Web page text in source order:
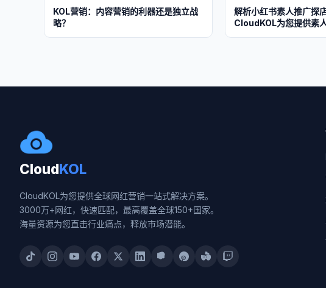
KOL营销：内容营销的利器还是独立战
略？
解析小红书素人推广探店
CloudKOL为您提供素
CloudKOL
CloudKOL为您提供全球网红营销一站式解决方案。
3000万+网红，快速匹配，最高覆盖全球150+国家。
海量资源为您直击行业痛点，释放市场潜能。